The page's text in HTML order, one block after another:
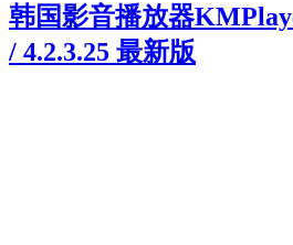
韩国影音播放器
/ 4.2.3.25 最新版